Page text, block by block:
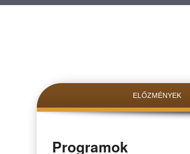
ELŐZMÉNYEK
Programok